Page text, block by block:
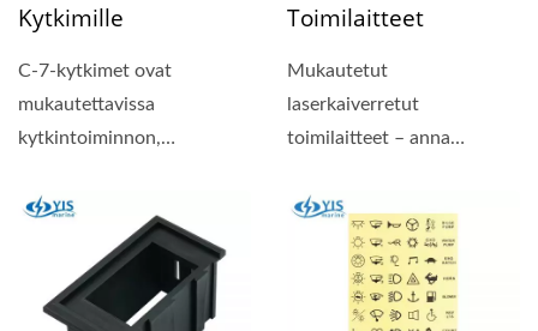
Kytkimille
C-7-kytkimet ovat
mukautettavissa
kytkintoiminnon,
tyypin, valopalkkien...
Toimilaitteet
Mukautetut
laserkaiverretut
toimilaitteet – anna
Taustavalaistun...